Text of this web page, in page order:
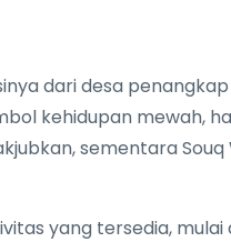
dari desa
kehidupan mewah,
sementara
yang tersedia,